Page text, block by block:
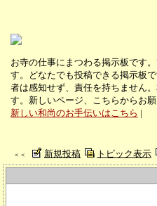
お寺の仕事にまつわる掲示板です
す。どなたでも投稿できる掲示板
者は感知せず、責任を持ちません
す。新しいページ、こちらからお
新しい和尚のお手伝いはこちら |
＜＜ 新規投稿 トピック表示